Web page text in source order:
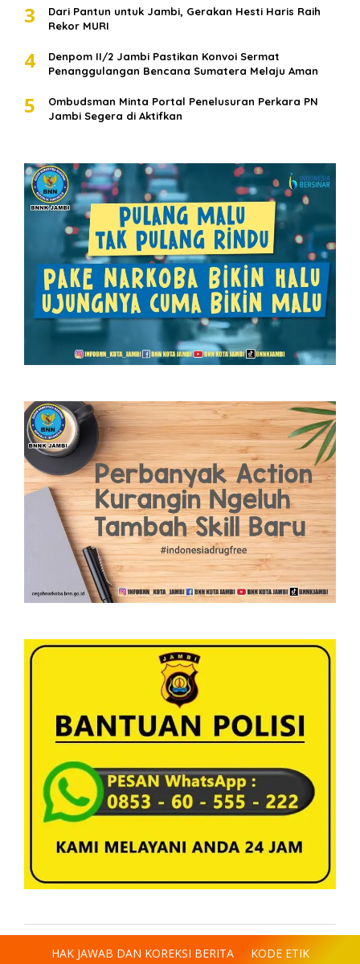
3
Dari Pantun untuk Jambi, Gerakan Hesti Haris Raih
Rekor MURI
4
Denpom II/2 Jambi Pastikan Konvoi Sermat
Penanggulangan Bencana Sumatera Melaju Aman
5
Ombudsman Minta Portal Penelusuran Perkara PN
Jambi Segera di Aktifkan
HAK JAWAB DAN KOREKSI BERITA KODE ETIK